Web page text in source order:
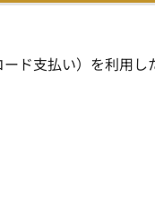
ド支払い）を利用し